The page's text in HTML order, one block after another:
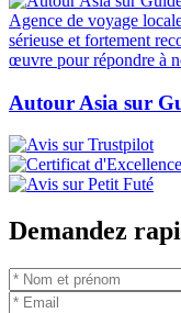
Agence de voyage
sérieuse et fortement
œuvre pour répondre à
Autour Asia sur
Demandez